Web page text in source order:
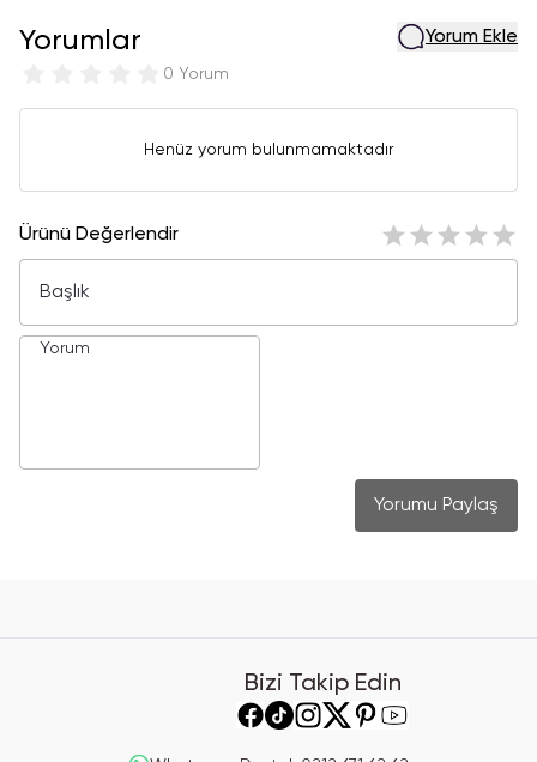
Yorumlar
0 Yorum
Yorum Ekle
Henüz yorum bulunmamaktadır
Ürünü Değerlendir
Yorumu Paylaş
Bizi Takip Edin